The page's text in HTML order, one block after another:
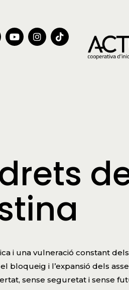
i una vulneració constant
bloqueig i l’expansió dels
sense seguretat i sense